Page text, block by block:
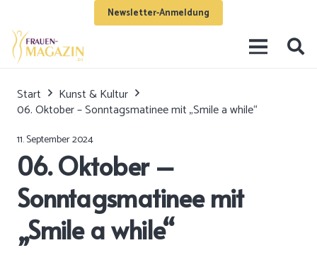
Newsletter-Anmeldung
Start
Kunst & Kultur
06. Oktober – Sonntagsmatinee mit „Smile a while“
11. September 2024
06. Oktober –
Sonntagsmatinee mit
„Smile a while“